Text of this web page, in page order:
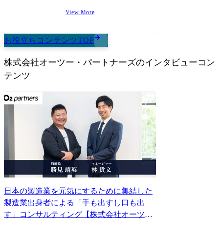
からクライアントをサポートする点にあります。
View More
お役立ちコンテンツTOP
株式会社オーツー・パートナーズのインタビューコン
テンツ
日本の製造業を元気にするために集結した
製造業出身者による「手も出すし口も出
す」コンサルティング【株式会社オーツ